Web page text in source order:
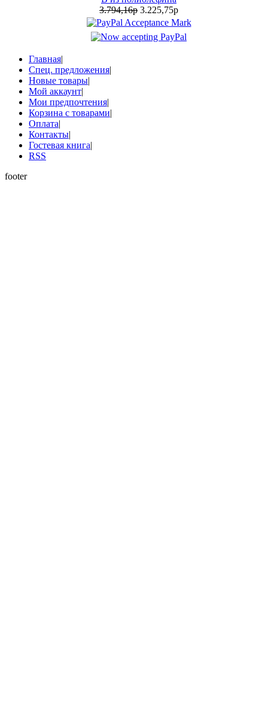
3.794,16р 3.225,75р
Главная|
Спец. предложения|
Новые товары|
Мой аккаунт|
Мои предпочтения|
Корзина с товарами|
Оплата|
Контакты|
Гостевая книга|
RSS
footer